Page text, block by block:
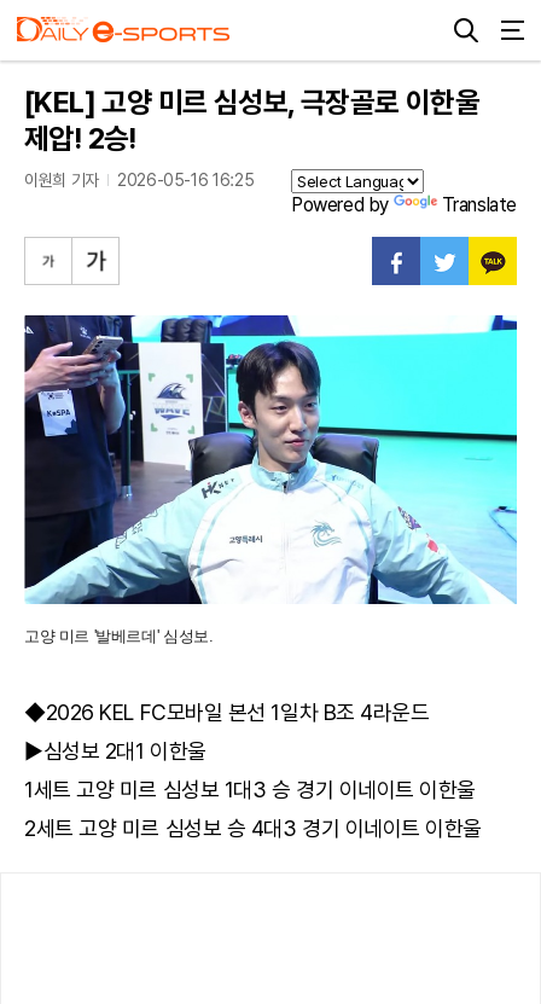
[KEL] 고양 미르 심성보, 극장골로 이한울
제압! 2승!
이원희 기자 2026-05-16 16:25
Powered by Translate
고양 미르 '발베르데' 심성보.
◆2026 KEL FC모바일 본선 1일차 B조 4라운드
▶심성보 2대1 이한울
1세트 고양 미르 심성보 1대3 승 경기 이네이트 이한울
2세트 고양 미르 심성보 승 4대3 경기 이네이트 이한울